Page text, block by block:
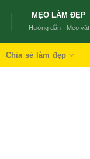
MẸO LÀM ĐẸP
Hướng dẫn - Mẹo vặt
Chia sẻ làm đẹp